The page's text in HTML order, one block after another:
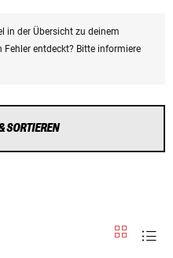
in der Übersicht zu deinem
Fehler entdeckt? Bitte informiere
SORTIEREN